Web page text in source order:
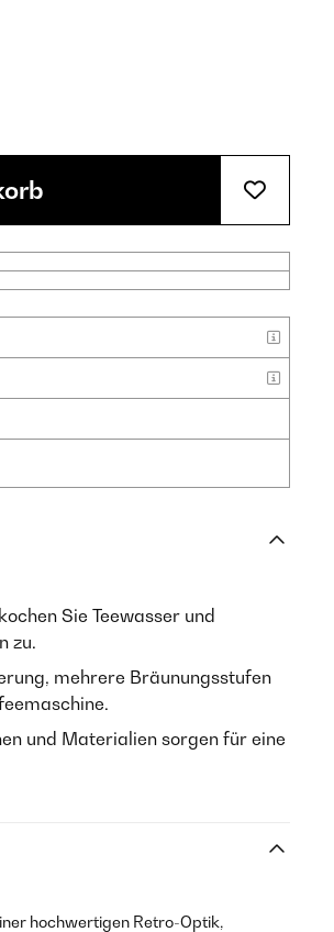
Sie Teewasser und
zu.
mehrere Bräunungsstufen
und Materialien sorgen für eine
hochwertigen Retro-Optik,